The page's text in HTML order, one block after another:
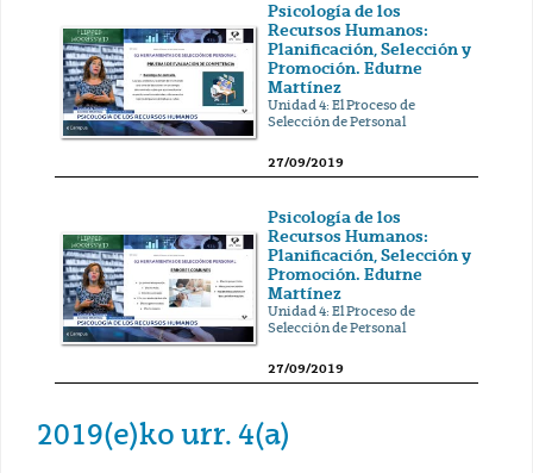
Psicología de los
Recursos Humanos:
Planificación, Selección y
Promoción. Edurne
Martínez
Unidad 4: El Proceso de
Selección de Personal
27/09/2019
Psicología de los
Recursos Humanos:
Planificación, Selección y
Promoción. Edurne
Martínez
Unidad 4: El Proceso de
Selección de Personal
27/09/2019
2019(e)ko urr. 4(a)